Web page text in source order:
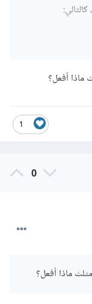
pygame.init
size
screen
ماذا أفعل؟
1
0
ماذا أفعل؟